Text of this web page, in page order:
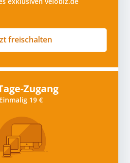
freischalten
Zugang
Einmalig 19 €